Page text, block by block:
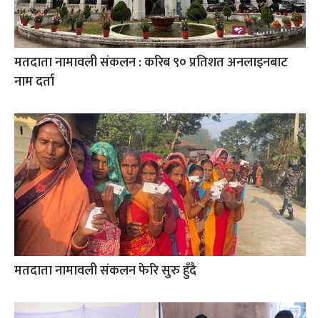
मतदाता नामावली संकलन : करिब ९० प्रतिशत अनलाइनबाट
नाम दर्ता
मतदाता नामावली संकलन फेरि सुरु हुँदै